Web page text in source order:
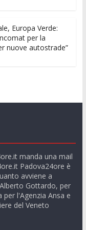
Europa Verde:
per la
nuove autostrade”
manda una mail
Padova24ore è
avviene a
Gottardo, per
l'Agenzia Ansa e
del Veneto